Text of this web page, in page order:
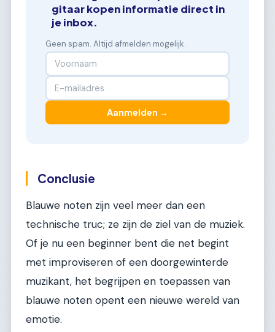
gitaar kopen informatie direct in
je inbox.
Geen spam. Altijd afmelden mogelijk.
Aanmelden →
Conclusie
Blauwe noten zijn veel meer dan een
technische truc; ze zijn de ziel van de muziek.
Of je nu een beginner bent die net begint
met improviseren of een doorgewinterde
muzikant, het begrijpen en toepassen van
blauwe noten opent een nieuwe wereld van
emotie.